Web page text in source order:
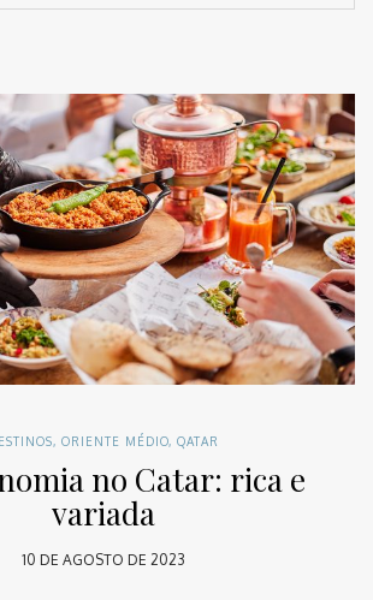
, ORIENTE MÉDIO, QATAR
no Catar: rica e
variada
10 DE AGOSTO DE 2023